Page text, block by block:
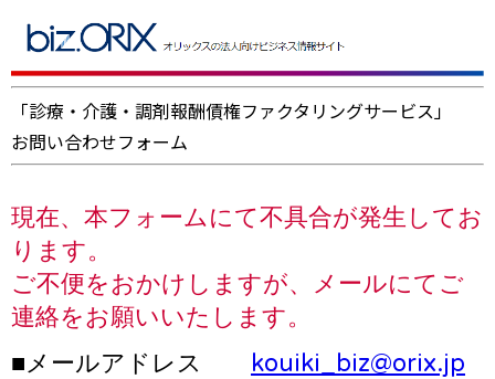
「診療・介護・調剤報酬債権ファクタリングサービス」
お問い合わせフォーム
現在、本フォームにて不具合が発生してお
ります。
ご不便をおかけしますが、メールにてご
連絡をお願いいたします。
■メールアドレス
kouiki_biz@orix.jp